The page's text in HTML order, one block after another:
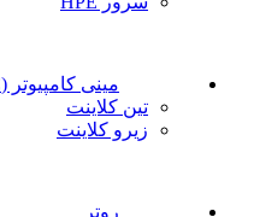
مینی کامپیوتر (Mini PC)
تین کلاینت
زیرو کلاینت
روتر